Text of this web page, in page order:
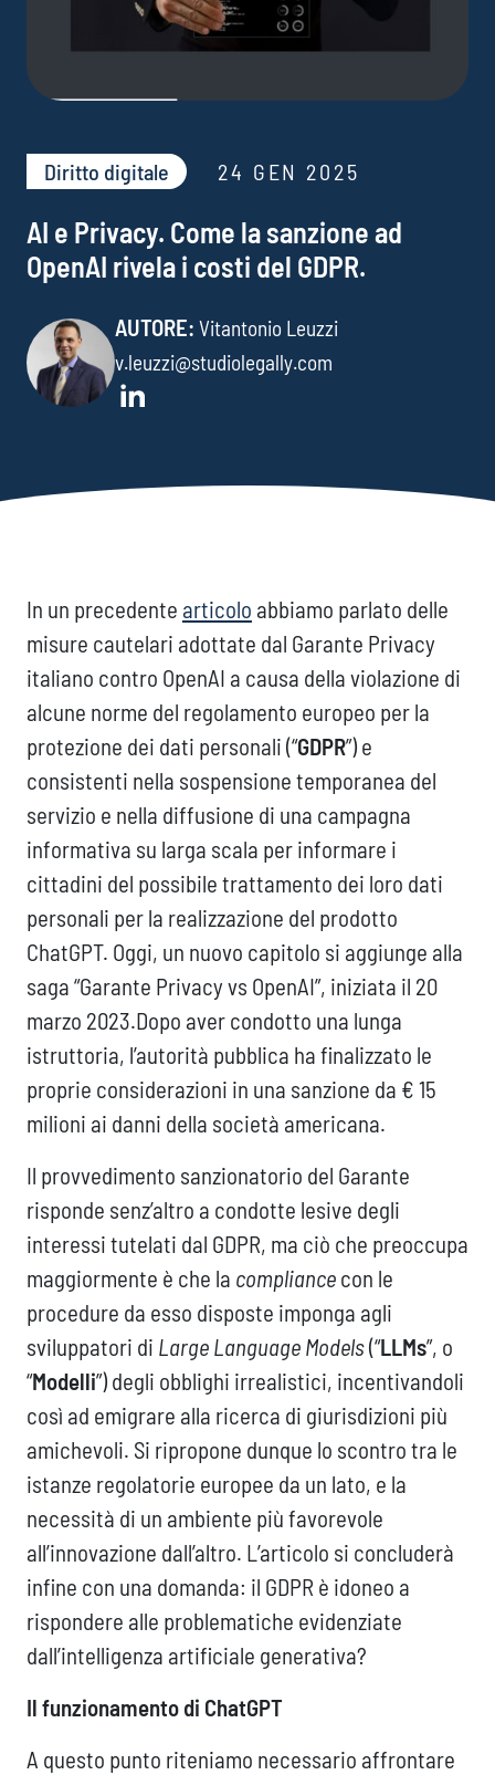
Diritto digitale 24 GEN 2025
AI e Privacy. Come la sanzione ad
OpenAI rivela i costi del GDPR.
AUTORE: Vitantonio Leuzzi
v.leuzzi@studiolegally.com
In un precedente articolo abbiamo parlato delle
misure cautelari adottate dal Garante Privacy
italiano contro OpenAI a causa della violazione di
alcune norme del regolamento europeo per la
protezione dei dati personali (“GDPR”) e
consistenti nella sospensione temporanea del
servizio e nella diffusione di una campagna
informativa su larga scala per informare i
cittadini del possibile trattamento dei loro dati
personali per la realizzazione del prodotto
ChatGPT. Oggi, un nuovo capitolo si aggiunge alla
saga “Garante Privacy vs OpenAI”, iniziata il 20
marzo 2023.Dopo aver condotto una lunga
istruttoria, l’autorità pubblica ha finalizzato le
proprie considerazioni in una sanzione da € 15
milioni ai danni della società americana.
Il provvedimento sanzionatorio del Garante
risponde senz’altro a condotte lesive degli
interessi tutelati dal GDPR, ma ciò che preoccupa
maggiormente è che la compliance con le
procedure da esso disposte imponga agli
sviluppatori di Large Language Models(“LLMs”, o
“Modelli”) degli obblighi irrealistici, incentivandoli
così ad emigrare alla ricerca di giurisdizioni più
amichevoli. Si ripropone dunque lo scontro tra le
istanze regolatorie europee da un lato, e la
necessità di un ambiente più favorevole
all’innovazione dall’altro. L’articolo si concluderà
infine con una domanda: il GDPR è idoneo a
rispondere alle problematiche evidenziate
dall’intelligenza artificiale generativa?
Il funzionamento di ChatGPT
A questo punto riteniamo necessario affrontare